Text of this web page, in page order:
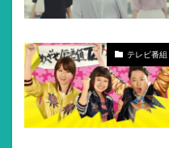
テレビ番組